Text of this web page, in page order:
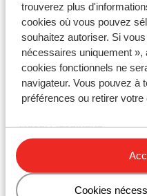
trouverez plus
cookies où vous pouvez
souhaitez autoriser. Si
nécessaires uniquement
cookies fonctionnels ne
navigateur. Vous pouvez à
préférences ou retirer
Cookies
Hôtel Magic Pas
Hôtel Piolets Centre
Hôtel Montecarlo
Hôtel Catalunya
Hôtel Grand Pas